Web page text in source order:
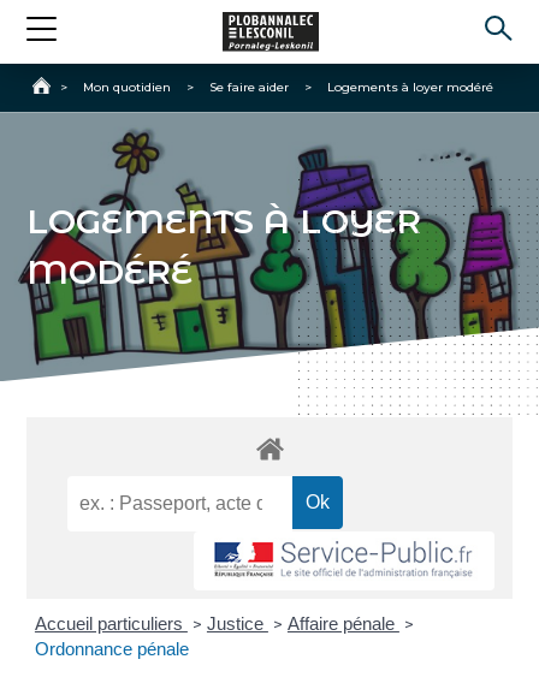
Accueil
> Mon quotidien > Se faire aider > Logements à loyer modéré
LOGEMENTS À LOYER
MODÉRÉ
Accueil particuliers > Justice > Affaire pénale >
Ordonnance pénale